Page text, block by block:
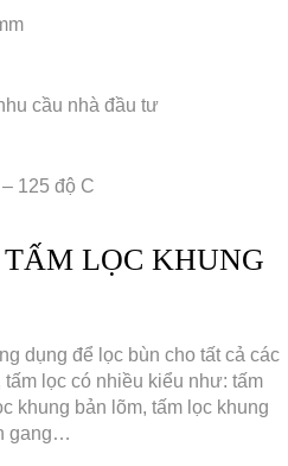
cầu nhà đầu tư
125 độ C
LỌC KHUNG
dụng để lọc bùn cho tất cả các
lọc có nhiều kiểu như: tấm
khung bản lõm, tấm lọc khung
gang…